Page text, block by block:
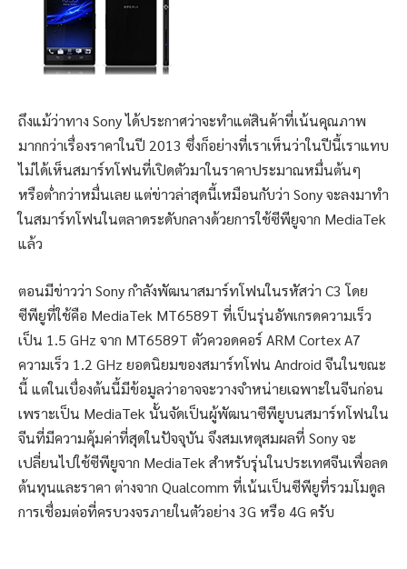
ถึงแม้ว่าทาง Sony ได้ประกาศว่าจะทำแต่สินค้าที่เน้นคุณภาพ
มากกว่าเรื่องราคาในปี 2013 ซึ่งก็อย่างที่เราเห็นว่าในปีนี้เราแทบ
ไม่ได้เห็นสมาร์ทโฟนที่เปิดตัวมาในราคาประมาณหมื่นต้นๆ
หรือต่ำกว่าหมื่นเลย แต่ข่าวล่าสุดนี้เหมือนกับว่า Sony จะลงมาทำ
ในสมาร์ทโฟนในตลาดระดับกลางด้วยการใช้ซีพียูจาก MediaTek
แล้ว
ตอนมีข่าวว่า Sony กำลังพัฒนาสมาร์ทโฟนในรหัสว่า C3 โดย
ซีพียูที่ใช้คือ MediaTek MT6589T ที่เป็นรุ่นอัพเกรดความเร็ว
เป็น 1.5 GHz จาก MT6589T ตัวควอดคอร์ ARM Cortex A7
ความเร็ว 1.2 GHz ยอดนิยมของสมาร์ทโฟน Android จีนในขณะ
นี้ แต่ในเบื่องต้นนี้มีข้อมูลว่าอาจจะวางจำหน่ายเฉพาะในจีนก่อน
เพราะเป็น MediaTek นั้นจัดเป็นผู้พัฒนาซีพียูบนสมาร์ทโฟนใน
จีนที่มีความคุ้มค่าที่สุดในปัจจุบัน จึงสมเหตุสมผลที่ Sony จะ
เปลี่ยนไปใช้ซีพียูจาก MediaTek สำหรับรุ่นในประเทศจีนเพื่อลด
ต้นทุนและราคา ต่างจาก Qualcomm ที่เน้นเป็นซีพียูที่รวมโมดูล
การเชื่อมต่อที่ครบวงจรภายในตัวอย่าง 3G หรือ 4G ครับ